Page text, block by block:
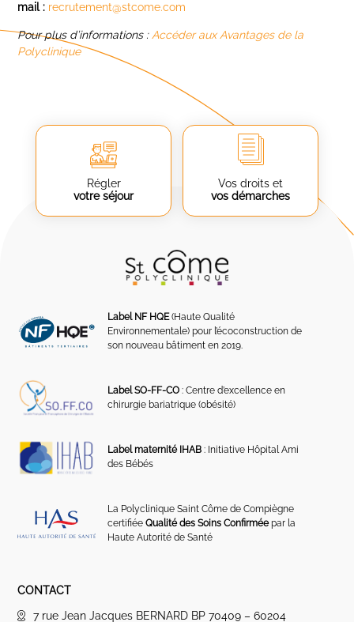
mail : recrutement@stcome.com
Pour plus d’informations : Accéder aux Avantages de la
Polyclinique
Régler
votre séjour
Vos droits et
vos démarches
Label NF HQE(Haute Qualité
Environnementale) pour l’écoconstruction de
son nouveau bâtiment en 2019.
Label SO-FF-CO : Centre d’excellence en
chirurgie bariatrique (obésité)
Label maternité IHAB : Initiative Hôpital Ami
des Bébés
La Polyclinique Saint Côme de Compiègne
certifiéeQualité des Soins Confirméepar la
Haute Autorité de Santé
CONTACT
7 rue Jean Jacques BERNARD BP 70409 – 60204